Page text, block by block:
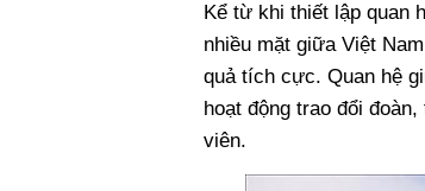
Kể từ khi thiết lập quan
nhiều mặt giữa Việt
quả tích cực. Quan hệ
hoạt động trao đổi
viên.